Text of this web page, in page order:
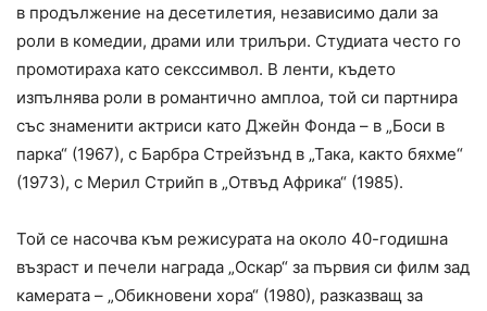
в продължение на десетилетия, независимо дали за
роли в комедии, драми или трилъри. Студиата често го
промотираха като секссимвол. В ленти, където
изпълнява роли в романтично амплоа, той си партнира
със знаменити актриси като Джейн Фонда – в „Боси в
парка“ (1967), с Барбра Стрейзънд в „Така, както бяхме“
(1973), с Мерил Стрийп в „Отвъд Африка“ (1985).
Той се насочва към режисурата на около 40-годишна
възраст и печели награда „Оскар“ за първия си филм зад
камерата – „Обикновени хора“ (1980), разказващ за